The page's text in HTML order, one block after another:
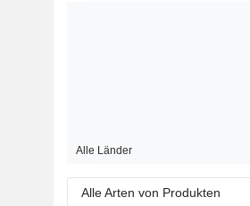
Alle Länder
Alle Arten von Produkten